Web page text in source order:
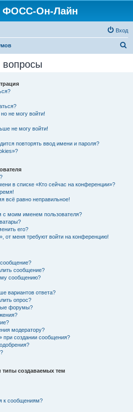
ФОСС-Он-Лайн
Вход
вопросы
не могу войти!
не могу войти!
повторять ввод имени и пароля?
в списке «Кто сейчас на конференции»?
всё равно неправильное!
с моим именем пользователя?
его?
от меня требуют войти на конференцию!
сообщение?
сообщению?
вариантов ответа?
опрос?
форумы?
модератору?
при создании сообщения?
создаваемых тем
к сообщениям?